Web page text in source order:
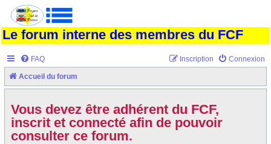
Le forum interne des membres du FCF
FAQ Connexion
Inscription
Accueil du forum
Vous devez être adhérent du FCF,
inscrit et connecté afin de pouvoir
consulter ce forum.